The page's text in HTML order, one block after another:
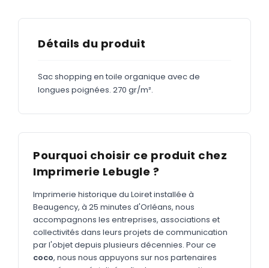
ADHÉSIFS
Étiquettes adhésives
Adhésifs vitrine
Tee-shirts
Polos Nouveau
Sweatshirts Nouveau
GOODIES
Catalogue complet Nouveau
Bureau & écriture
Sacs & voyages
Détails du produit
Sac shopping en toile organique avec de
longues poignées. 270 gr/m².
Pourquoi choisir ce produit chez
Imprimerie Lebugle ?
Imprimerie historique du Loiret installée à
Beaugency, à 25 minutes d'Orléans, nous
accompagnons les entreprises, associations et
collectivités dans leurs projets de communication
par l'objet depuis plusieurs décennies. Pour ce
coco, nous nous appuyons sur nos partenaires